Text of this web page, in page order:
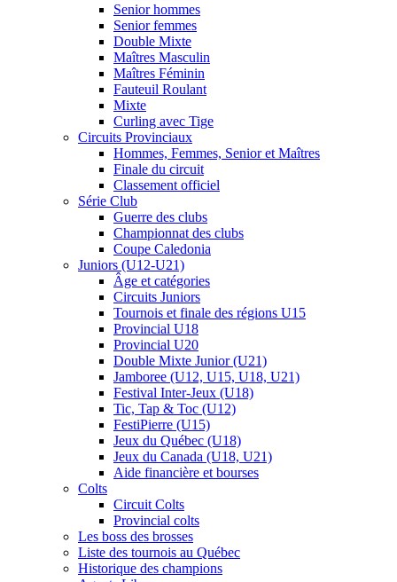
Senior hommes
Senior femmes
Double Mixte
Maîtres Masculin
Maîtres Féminin
Fauteuil Roulant
Mixte
Curling avec Tige
Circuits Provinciaux
Hommes, Femmes, Senior et Maîtres
Finale du circuit
Classement officiel
Série Club
Guerre des clubs
Championnat des clubs
Coupe Caledonia
Juniors (U12-U21)
Âge et catégories
Circuits Juniors
Tournois et finale des régions U15
Provincial U18
Provincial U20
Double Mixte Junior (U21)
Jamboree (U12, U15, U18, U21)
Festival Inter-Jeux (U18)
Tic, Tap & Toc (U12)
FestiPierre (U15)
Jeux du Québec (U18)
Jeux du Canada (U18, U21)
Aide financière et bourses
Colts
Circuit Colts
Provincial colts
Les boss des brosses
Liste des tournois au Québec
Historique des champions